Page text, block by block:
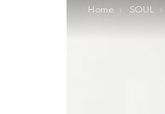
You are here:
Home SOUL